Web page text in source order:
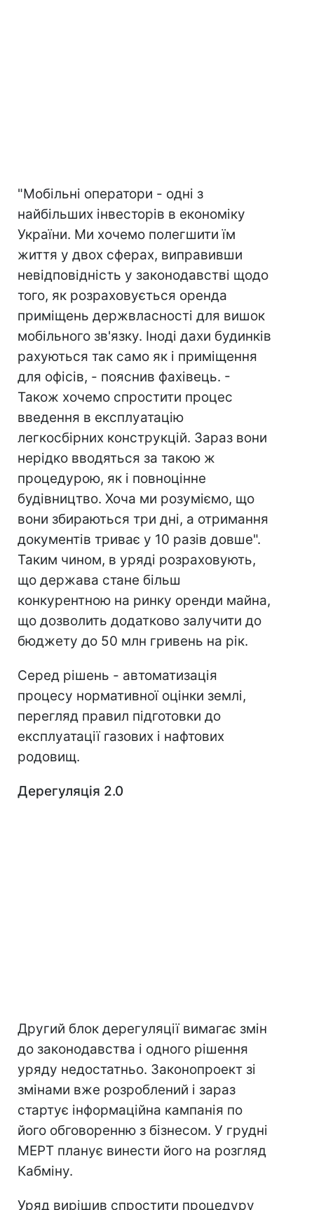
"Мобільні оператори - одні з
найбільших інвесторів в економіку
України. Ми хочемо полегшити їм
життя у двох сферах, виправивши
невідповідність у законодавстві щодо
того, як розраховується оренда
приміщень держвласності для вишок
мобільного зв'язку. Іноді дахи будинків
рахуються так само як і приміщення
для офісів, - пояснив фахівець. -
Також хочемо спростити процес
введення в експлуатацію
легкосбірних конструкцій. Зараз вони
нерідко вводяться за такою ж
процедурою, як і повноцінне
будівництво. Хоча ми розуміємо, що
вони збираються три дні, а отримання
документів триває у 10 разів довше".
Таким чином, в уряді розраховують,
що держава стане більш
конкурентною на ринку оренди майна,
що дозволить додатково залучити до
бюджету до 50 млн гривень на рік.
Серед рішень - автоматизація
процесу нормативної оцінки землі,
перегляд правил підготовки до
експлуатації газових і нафтових
родовищ.
Дерегуляція 2.0
Другий блок дерегуляції вимагає змін
до законодавства і одного рішення
уряду недостатньо. Законопроект зі
змінами вже розроблений і зараз
стартує інформаційна кампанія по
його обговоренню з бізнесом. У грудні
МЕРТ планує винести його на розгляд
Кабміну.
Уряд вирішив спростити процедуру